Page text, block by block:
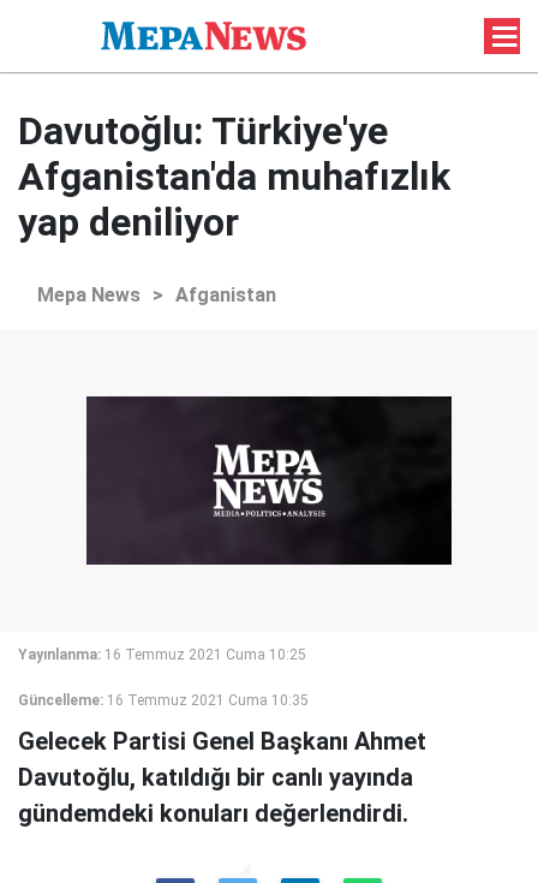
Davutoğlu: Türkiye'ye
Afganistan'da muhafızlık
yap deniliyor
Mepa News > Afganistan
Yayınlanma: 16 Temmuz 2021 Cuma 10:25
Güncelleme: 16 Temmuz 2021 Cuma 10:35
Gelecek Partisi Genel Başkanı Ahmet
Davutoğlu, katıldığı bir canlı yayında
gündemdeki konuları değerlendirdi.